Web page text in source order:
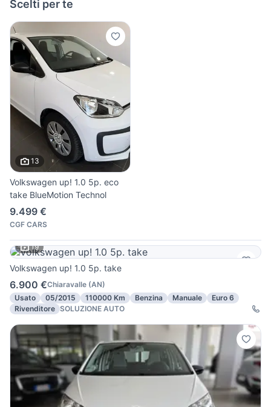
Scelti per te
13
Volkswagen up! 1.0 5p. eco
take BlueMotion Technol
9.499 €
CGF CARS
19
Volkswagen up! 1.0 5p. take
6.900 €Chiaravalle (AN)
Usato
05/2015 110000 Km Benzina Manuale
Euro 6
Rivenditore SOLUZIONE AUTO